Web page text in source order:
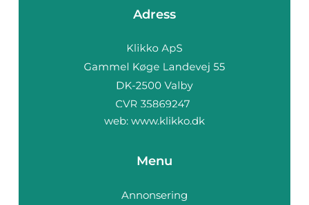
Adress
web: www.klikko.dk
Menu
Annonsering